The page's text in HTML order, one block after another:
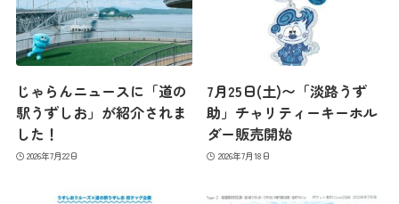
じゃらんニュースに「道の
駅うずしお」が紹介されま
した！
2026年7月22日
7月25日(土)〜「淡路うず
助」チャリティーキーホル
ダー販売開始
2026年7月18日